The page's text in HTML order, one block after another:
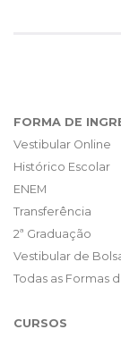
FORMA DE
Vestibular Online
Histórico Escolar
ENEM
Transferência
2ª Graduação
Vestibular de
Todas as Formas
CURSOS